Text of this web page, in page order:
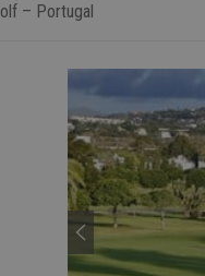
– Portugal